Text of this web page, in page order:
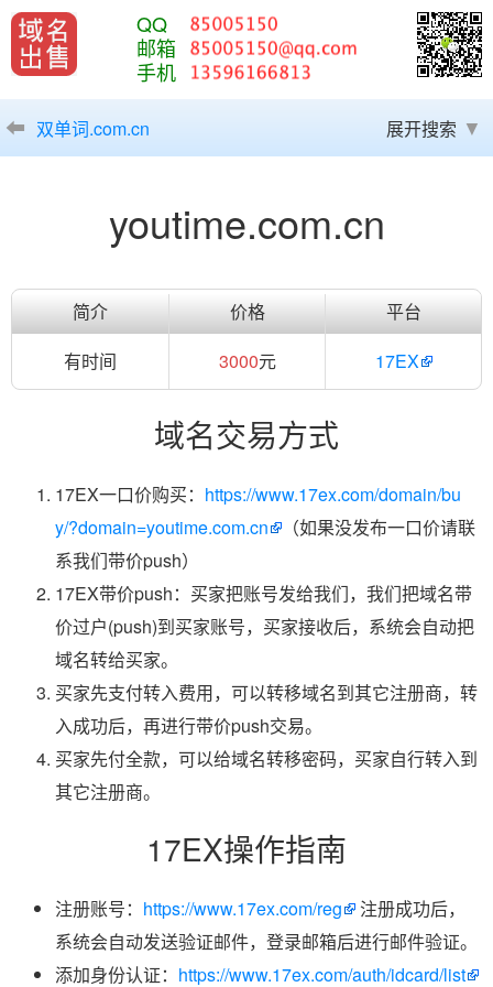
QQ
邮箱
手机
双单词.com.cn 展开搜索
youtime.com.cn
简介 价格
平台
有时间
3000元 17EX
域名交易方式
17EX一口价购买： https://www.17ex.com/domain/bu
y/?domain=youtime.com.cn
（如果没发布一口价请联
系我们带价push）
17EX带价push：买家把账号发给我们，我们把域名带
价过户(push)到买家账号，买家接收后，系统会自动把
域名转给买家。
买家先支付转入费用，可以转移域名到其它注册商，转
入成功后，再进行带价push交易。
买家先付全款，可以给域名转移密码，买家自行转入到
其它注册商。
17EX操作指南
注册账号： https://www.17ex.com/reg
注册成功后，
系统会自动发送验证邮件，登录邮箱后进行邮件验证。
添加身份认证： https://www.17ex.com/auth/idcard/list